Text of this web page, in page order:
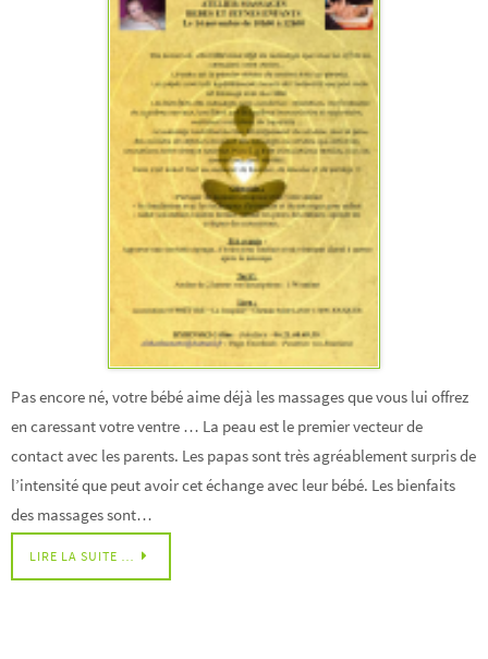
Pas encore né, votre bébé aime déjà les massages que vous lui offrez
en caressant votre ventre … La peau est le premier vecteur de
contact avec les parents. Les papas sont très agréablement surpris de
l’intensité que peut avoir cet échange avec leur bébé. Les bienfaits
des massages sont…
LIRE LA SUITE …